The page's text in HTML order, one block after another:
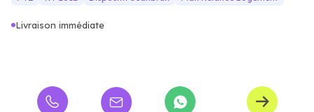
Livraison immédiate